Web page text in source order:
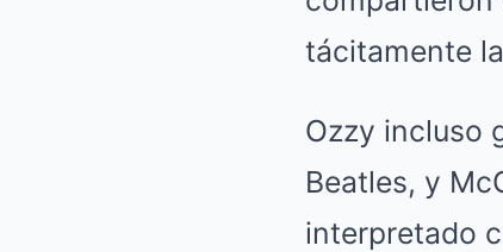
tácitamente
Ozzy incluso
Beatles, y
interpretado